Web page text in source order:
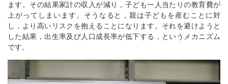
ます。その結果家計の収入が減り，子ども一人当たりの教育費が
上がってしまいます。そうなると，親は子どもを産むことに対
し，より高いリスクを抱えることになります。それを避けようと
した結果，出生率及び人口成長率が低下する，というメカニズム
です。